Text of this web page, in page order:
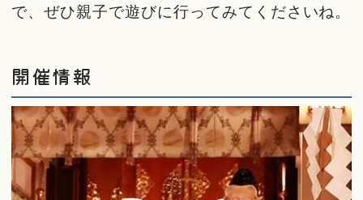
で、ぜひ親子で遊びに行ってみてくださいね。
開催情報